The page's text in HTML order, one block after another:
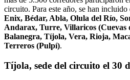
circuito. Para este año, se han
Enix, Bédar, Abla, Olula del Río,
Andarax, Turre, Villaricos (Cuevas
Balanegra, Tíjola, Vera, Rioja,
Terreros (Pulpí).
Tíjola, sede del circuito el 30